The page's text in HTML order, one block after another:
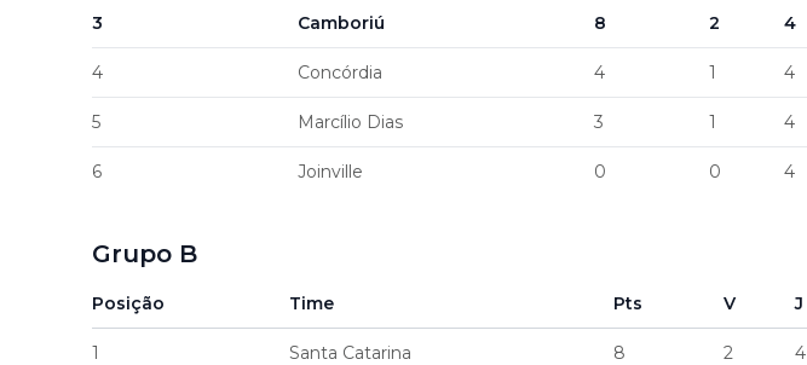
3 Camboriú 8 2 4
4 Concórdia 4 1 4
5 Marcílio Dias 3 1 4
6 Joinville 0 0 4
Grupo B
Posição Time Pts V J
1 Santa Catarina 8 2 4